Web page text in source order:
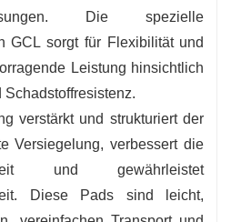
: GCL dehnt sich im
aus und bildet eine
seine Undurchlässigkeit
gegen physikalische
wodurch eine lang
in schwierigen
Die spezielle
GCL sorgt für Flexibilität und
Leistung hinsichtlich
verstärkt und strukturiert der
Versiegelung, verbessert die
und gewährleistet
Diese Pads sind leicht,